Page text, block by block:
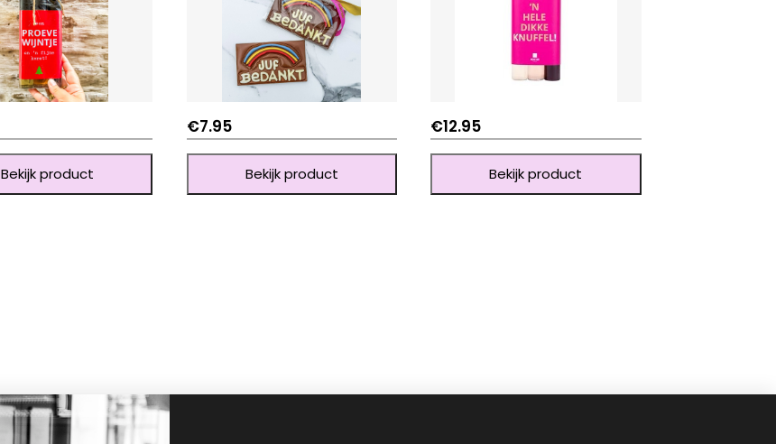
Bekijk product
€7.95
Bekijk product
€12.95
Bekijk product